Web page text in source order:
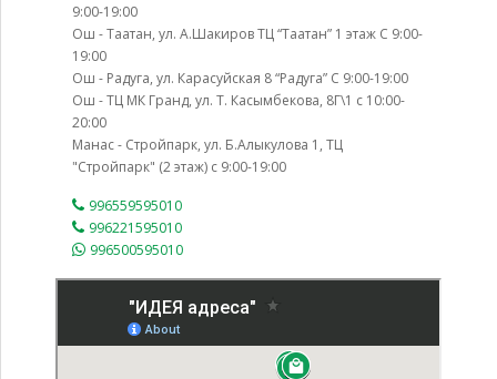
9:00-19:00
Ош - Таатан, ул. А.Шакиров ТЦ “Таатан” 1 этаж С 9:00-
19:00
Ош - Радуга, ул. Карасуйская 8 “Радуга” С 9:00-19:00
Ош - ТЦ МК Гранд, ул. Т. Касымбекова, 8Г\1 с 10:00-
20:00
Манас - Стройпарк, ул. Б.Алыкулова 1, ТЦ
"Стройпарк" (2 этаж) с 9:00-19:00
996559595010
996221595010
996500595010